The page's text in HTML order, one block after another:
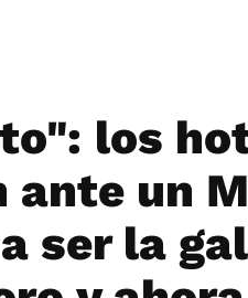
los
ante un
ser la